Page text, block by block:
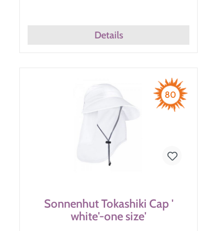
Details
80
Sonnenhut Tokashiki Cap '
white'-one size'